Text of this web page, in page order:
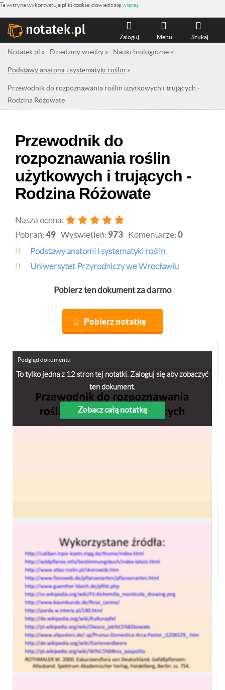
Ta witryna wykorzystuje pliki cookie, dowiedz sięwięcej
Szukaj
Menu
Zaloguj
Notatek.pl » Dziedziny wiedzy » Nauki biologiczne »
Podstawy anatomi i systematyki roślin »
Przewodnik do rozpoznawania roślin użytkowych i trujących -
Rodzina Różowate
Przewodnik do
rozpoznawania roślin
użytkowych i trujących -
Rodzina Różowate
Nasza ocena:
Pobrań: 49 Wyświetleń: 973 Komentarze: 0
Podstawy anatomi i systematyki roślin
Uniwersytet Przyrodniczy we Wrocławiu
Pobierz ten dokument za darmo
Pobierz notatkę
To tylko jedna z 12 stron tej notatki. Zaloguj się aby zobaczyć
ten dokument.
Zobacz całą notatkę
Podgląd dokumentu